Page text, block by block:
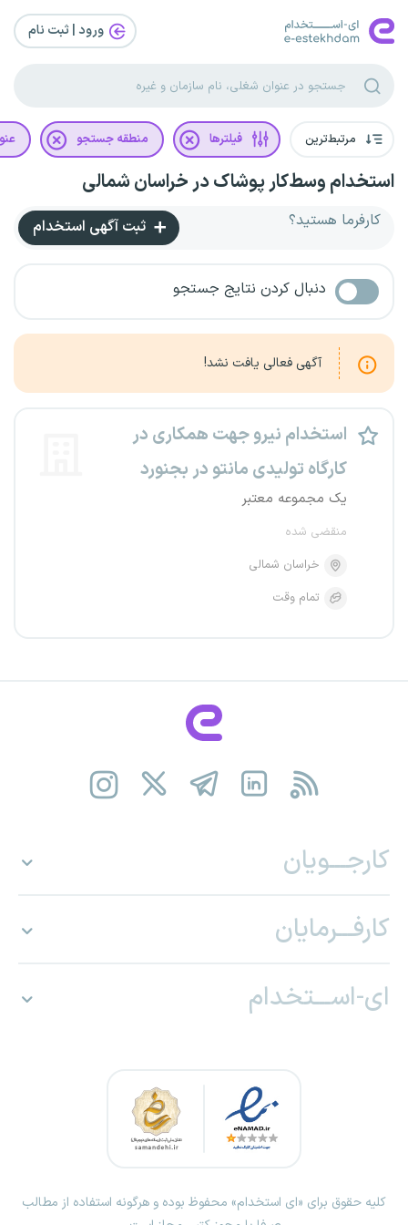
ورود | ثبت‌ نام
مرتبط‌ترین فیلترها منطقه جستجو
استخدام وسط‌کار پوشاک در خراسان شمالی
کارفرما هستید؟ ثبت آگهی استخدام
دنبال کردن نتایج جستجو
آگهی فعالی یافت نشد!
استخدام نیرو جهت همکاری در
کارگاه تولیدی مانتو در بجنورد
یک مجموعه معتبر
منقضی شده
خراسان شمالی
تمام وقت
کارجـــویان
کارفـــرمایان
ای-اســـتخدام
کلیه حقوق برای «ای استخدام» محفوظ بوده و هرگونه استفاده از مطالب